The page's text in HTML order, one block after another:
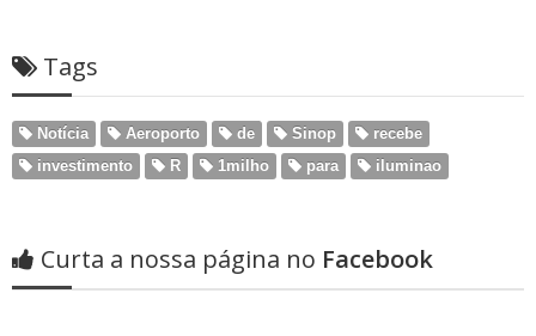
Tags
Notícia Aeroporto de Sinop
recebe
investimento
R 1milho para iluminao
Curta a nossa página no Facebook